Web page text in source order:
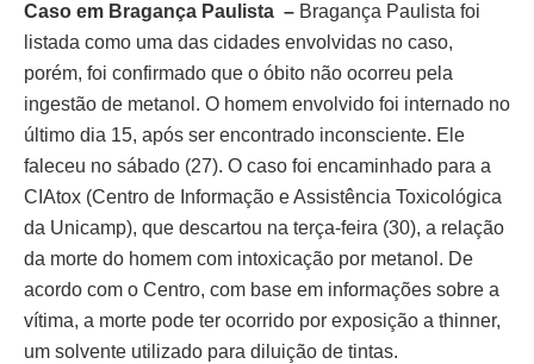
Caso em Bragança Paulista – Bragança Paulista foi
listada como uma das cidades envolvidas no caso,
porém, foi confirmado que o óbito não ocorreu pela
ingestão de metanol. O homem envolvido foi internado no
último dia 15, após ser encontrado inconsciente. Ele
faleceu no sábado (27). O caso foi encaminhado para a
CIAtox (Centro de Informação e Assistência Toxicológica
da Unicamp), que descartou na terça-feira (30), a relação
da morte do homem com intoxicação por metanol. De
acordo com o Centro, com base em informações sobre a
vítima, a morte pode ter ocorrido por exposição a thinner,
um solvente utilizado para diluição de tintas.